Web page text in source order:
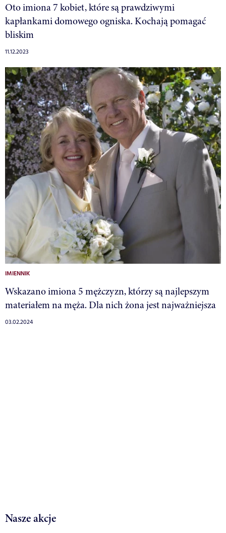
Oto imiona 7 kobiet, które są prawdziwymi
kapłankami domowego ogniska. Kochają pomagać
bliskim
11.12.2023
IMIENNIK
Wskazano imiona 5 mężczyzn, którzy są najlepszym
materiałem na męża. Dla nich żona jest najważniejsza
03.02.2024
Nasze akcje